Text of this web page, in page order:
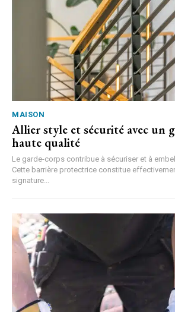
MAISON
Allier style et sécurité avec un
haute qualité
Le garde-corps contribue à sécuriser et à
Cette barrière protectrice constitue
signature...